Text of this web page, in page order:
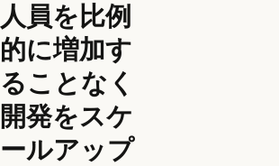
人員を比例
的に増加す
ることなく
開発をスケ
ールアップ